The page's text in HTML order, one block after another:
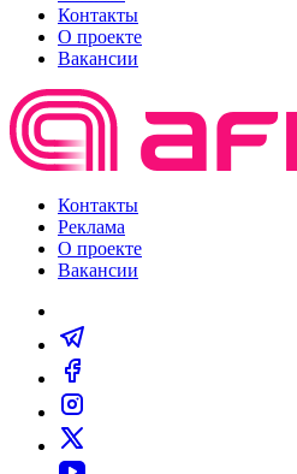
Контакты
О проекте
Вакансии
Контакты
Реклама
О проекте
Вакансии